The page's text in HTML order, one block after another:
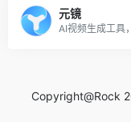
元镜
Copyright@Rock